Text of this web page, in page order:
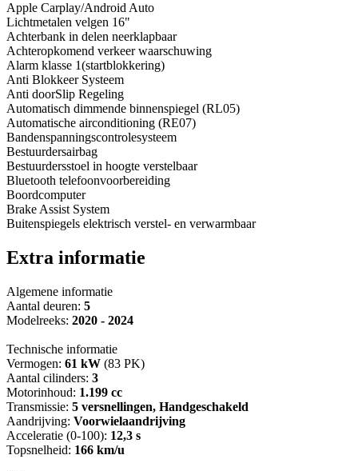
Apple Carplay/Android Auto
Lichtmetalen velgen 16"
Achterbank in delen neerklapbaar
Achteropkomend verkeer waarschuwing
Alarm klasse 1(startblokkering)
Anti Blokkeer Systeem
Anti doorSlip Regeling
Automatisch dimmende binnenspiegel (RL05)
Automatische airconditioning (RE07)
Bandenspanningscontrolesysteem
Bestuurdersairbag
Bestuurdersstoel in hoogte verstelbaar
Bluetooth telefoonvoorbereiding
Boordcomputer
Brake Assist System
Buitenspiegels elektrisch verstel- en verwarmbaar
Extra informatie
Algemene informatie
Aantal deuren: 5
Modelreeks: 2020 - 2024
Technische informatie
Vermogen: 61 kW (83 PK)
Aantal cilinders: 3
Motorinhoud: 1.199 cc
Transmissie: 5 versnellingen, Handgeschakeld
Aandrijving: Voorwielaandrijving
Acceleratie (0-100): 12,3 s
Topsnelheid: 166 km/u